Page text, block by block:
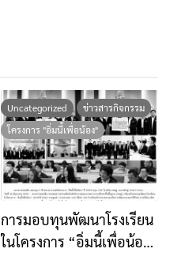
Uncategorized
ข่าวสารกิจกรรม
โครงการ "อิ่มนี้เพื่อน้อง"
การมอบทุนพัฒนาโรงเรียน
ในโครงการ “อิ่มนี้เพื่อน้อง”